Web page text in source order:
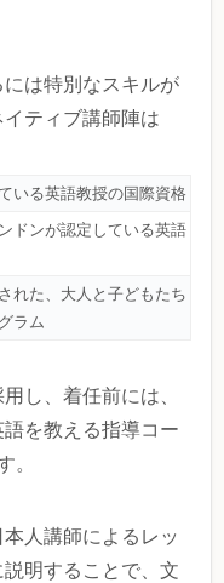
は特別なスキルが
ティブ講師陣は
いる英語教授の国際資格
ドンが認定している英語
れた、大人と子どもたち
ラム
し、着任前には、
を教える指導コー
。
人講師によるレッ
明することで、文